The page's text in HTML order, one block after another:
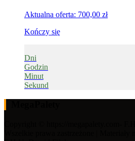
Aktualna oferta: 700,00 zł
Kończy się
Dni
Godzin
Minut
Sekund